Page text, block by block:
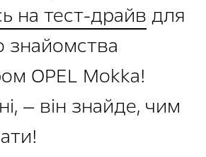
на тест-драйв для
знайомства
OPEL Mokka!
— він знайде, чим